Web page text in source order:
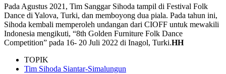
Pada Agustus 2021, Tim Sanggar Sihoda tampil di Festival Folk
Dance di Yalova, Turki, dan memboyong dua piala. Pada tahun ini,
Sihoda kembali memperoleh undangan dari CIOFF untuk mewakili
Indonesia mengikuti, “8th Golden Furniture Folk Dance
Competition” pada 16- 20 Juli 2022 di Inagol, Turki.HH
TOPIK
Tim Sihoda Siantar-Simalungun